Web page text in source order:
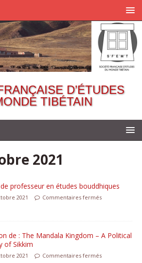
D’ÉTUDES
TIBÉTAIN
2021
professeur en études bouddhiques
2021 Commentaires fermés
de : The Mandala Kingdom – A Political
of Sikkim
2021 Commentaires fermés